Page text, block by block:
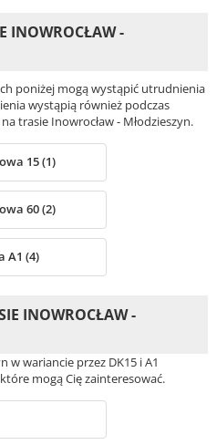
INOWROCŁAW -
poniżej mogą wystąpić utrudnienia
wystąpią również podczas
trasie Inowrocław - Młodzieszyn.
15 (1)
60 (2)
A1 (4)
INOWROCŁAW -
w wariancie przez DK15 i A1
mogą Cię zainteresować.